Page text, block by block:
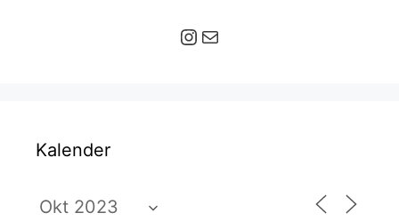
Instagram E-Mail
Kalender